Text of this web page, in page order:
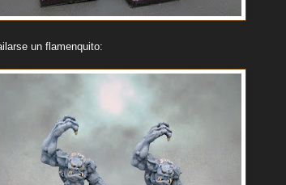
un flamenquito: